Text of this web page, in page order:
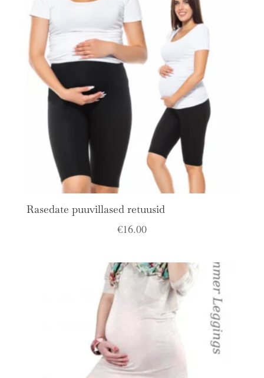
Rasedate puuvillased retuusid
€16.00